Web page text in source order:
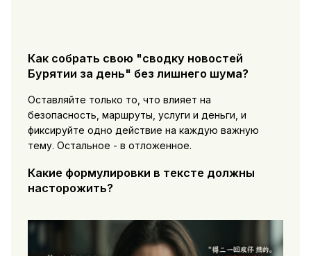
Как собрать свою "сводку новостей
Бурятии за день" без лишнего шума?
Оставляйте только то, что влияет на
безопасность, маршруты, услуги и деньги, и
фиксируйте одно действие на каждую важную
тему. Остальное - в отложенное.
Какие формулировки в тексте должны
насторожить?